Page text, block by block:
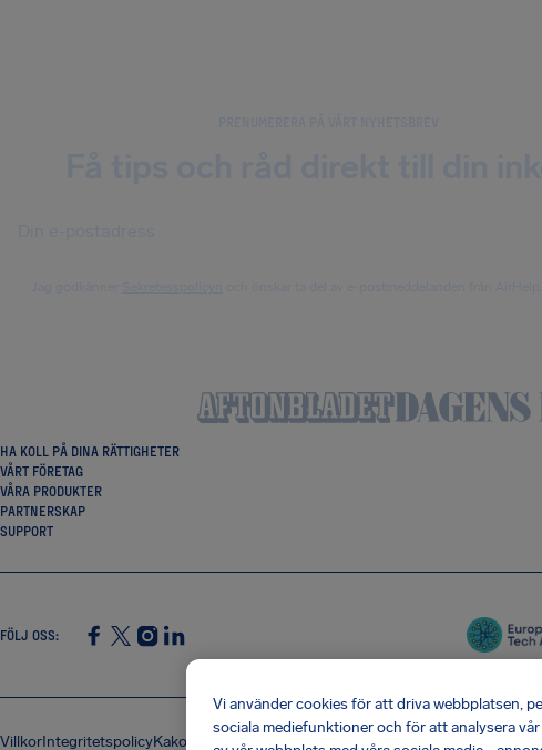
HA KOLL PÅ DINA RÄTTIGHETER
VÅRT FÖRETAG
VÅRA PRODUKTER
PARTNERSKAP
SUPPORT
FÖLJ OSS:
SocialTwitter
SocialInstagram
SocialLinkedin
VillkorIntegritetspolicyKakor Företagsinformation Shai-Hulud-attack mot
Vi använder cookies för att driva webbplatsen,
sociala mediefunktioner och för att analysera